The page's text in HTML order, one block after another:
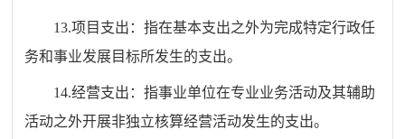
13.项目支出：指在基本支出之外为完成特定行政任
务和事业发展目标所发生的支出。
14.经营支出：指事业单位在专业业务活动及其辅助
活动之外开展非独立核算经营活动发生的支出。